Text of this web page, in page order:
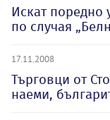
Искат поредно
по случая
17.11.2008
Търговци от
наеми,